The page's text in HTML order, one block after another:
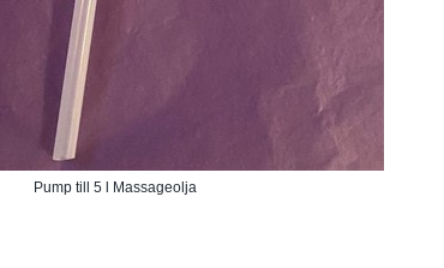
Pump till 5 l Massageolja